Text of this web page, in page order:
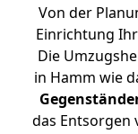
Von der
Einrichtung
Die
in Hamm wie
das Entsorgen